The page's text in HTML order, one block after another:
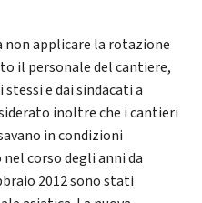
non applicare la rotazione
il personale del cantiere,
e dai sindacati a
inoltre che i cantieri
in condizioni
corso degli anni da
2012 sono stati